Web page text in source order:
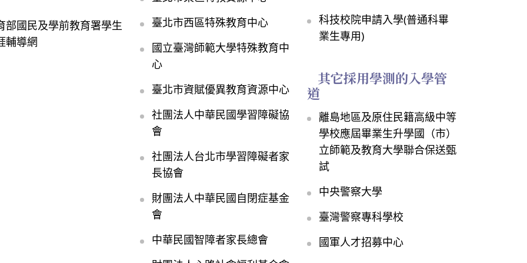
部國民及學前教育署學生
輔導網
臺北市西區特殊教育中心
國立臺灣師範大學特殊教育中
心
臺北市資賦優異教育資源中心
社團法人中華民國學習障礙協
會
社團法人台北市學習障礙者家
長協會
財團法人中華民國自閉症基金
會
中華民國智障者家長總會
科技校院申請入學(普通科畢
業生專用)
其它採用學測的入學管
道
離島地區及原住民籍高級中等
學校應屆畢業生升學國（市）
立師範及教育大學聯合保送甄
試
中央警察大學
臺灣警察專科學校
國軍人才招募中心